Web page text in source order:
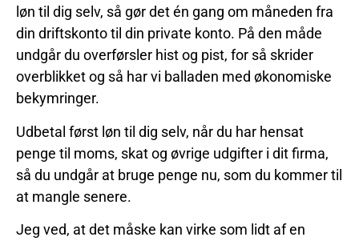
løn til dig selv, så gør det én gang om måneden fra
din driftskonto til din private konto. På den måde
undgår du overførsler hist og pist, for så skrider
overblikket og så har vi balladen med økonomiske
bekymringer.
Udbetal først løn til dig selv, når du har hensat
penge til moms, skat og øvrige udgifter i dit firma,
så du undgår at bruge penge nu, som du kommer til
at mangle senere.
Jeg ved, at det måske kan virke som lidt af en